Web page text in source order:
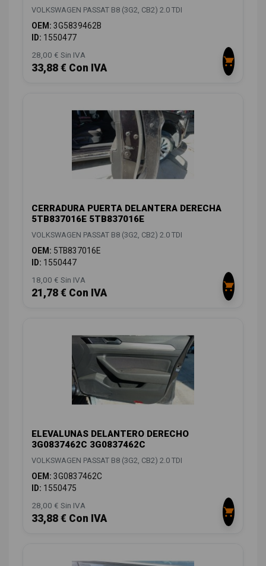
VOLKSWAGEN PASSAT B8 (3G2, CB2) 2.0 TDI
OEM: 3G5839462B
ID: 1550477
28,00 € Sin IVA
33,88 € Con IVA
CERRADURA PUERTA DELANTERA DERECHA
5TB837016E 5TB837016E
VOLKSWAGEN PASSAT B8 (3G2, CB2) 2.0 TDI
OEM: 5TB837016E
ID: 1550447
18,00 € Sin IVA
21,78 € Con IVA
ELEVALUNAS DELANTERO DERECHO
3G0837462C 3G0837462C
VOLKSWAGEN PASSAT B8 (3G2, CB2) 2.0 TDI
OEM: 3G0837462C
ID: 1550475
28,00 € Sin IVA
33,88 € Con IVA